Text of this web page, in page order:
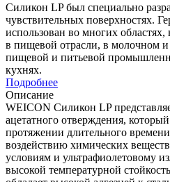
Силикон LP был специально
чувствительных поверхностях.
использован во многих
в пищевой отрасли, в молочном и
пищевой и питьевой
кухнях.
Подробнее
Описание
WEICON Силикон LP
ацетатного отверждения,
протяжении длительного
воздействию химических
условиям и ультрафиолетовому
высокой температурной